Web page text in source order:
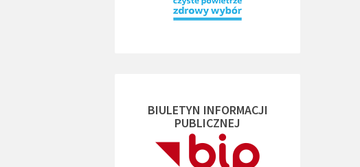
BIULETYN INFORMACJI
PUBLICZNEJ